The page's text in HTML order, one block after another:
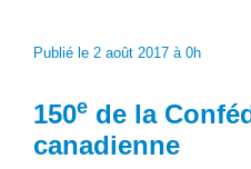
Publié le 2 août 2017 à 0h
150e de la
canadienne